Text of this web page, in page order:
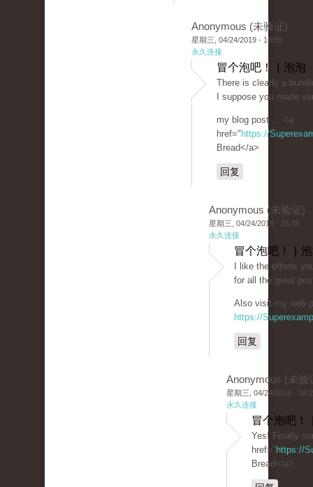
Anonymous (未验证)
星期三, 04/24/2019 - 16:59
永久连接
冒个泡吧！ | 泡泡
There is clearly a
I suppose you made
my blog post ... <a
href=" https://
Bread</a>
回复
Anonymous (未验证)
星期三, 04/24/2019 - 15:35
永久连接
冒个泡吧！ |
I like the efforts
for all the great
Also visit my web
https://
回复
Anonymous (未验
星期三, 04/24/2019 -
永久连接
冒个泡吧！
Yes! Finally
href=" https://
Bread</a>.